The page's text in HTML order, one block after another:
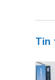
Tin